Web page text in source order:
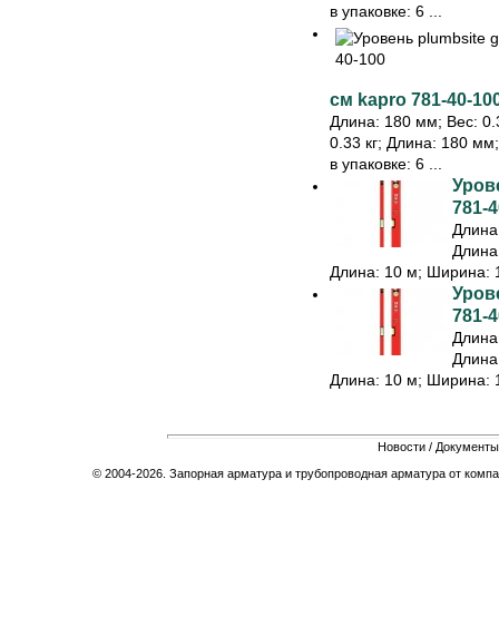
в упаковке: 6 ...
см kapro 781-40-
Длина: 180 мм; Вес:
0.33 кг; Длина: 180
в упаковке: 6 ...
781-
Длина: 10 м; Ширина:
781-
Длина: 10 м; Ширина:
Новости / Документы
© 2004-2026. Запорная арматура и трубопроводная арматура от